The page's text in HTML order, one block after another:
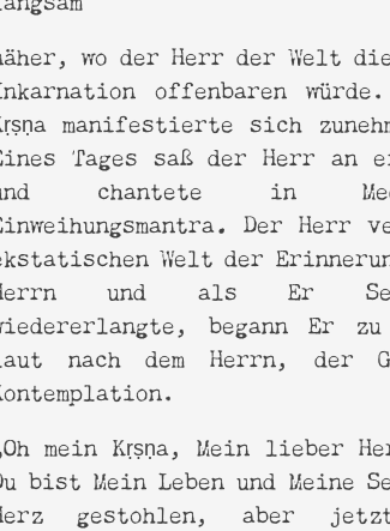
wo der Herr der Welt
offenbaren
manifestierte sich
Tages saß der Herr an
chantete in
. Der Herr
Welt der
und als Er Sein
begann Er
nach dem Herrn, der
mein Kṛṣṇa, Mein lieber
bist Mein Leben und Meine
gestohlen, aber